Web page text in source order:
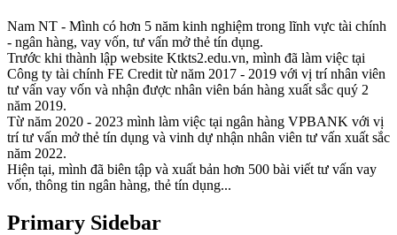
Nam NT - Mình có hơn 5 năm kinh nghiệm trong lĩnh vực tài chính
- ngân hàng, vay vốn, tư vấn mở thẻ tín dụng.
Trước khi thành lập website Ktkts2.edu.vn, mình đã làm việc tại
Công ty tài chính FE Credit từ năm 2017 - 2019 với vị trí nhân viên
tư vấn vay vốn và nhận được nhân viên bán hàng xuất sắc quý 2
năm 2019.
Từ năm 2020 - 2023 mình làm việc tại ngân hàng VPBANK với vị
trí tư vấn mở thẻ tín dụng và vinh dự nhận nhân viên tư vấn xuất sắc
năm 2022.
Hiện tại, mình đã biên tập và xuất bản hơn 500 bài viết tư vấn vay
vốn, thông tin ngân hàng, thẻ tín dụng...
Primary Sidebar